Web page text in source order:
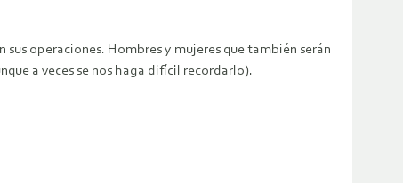
sus operaciones. Hombres y mujeres que también serán
a veces se nos haga difícil recordarlo).